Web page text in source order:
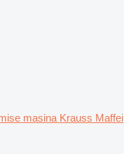
masina Krauss Maffei